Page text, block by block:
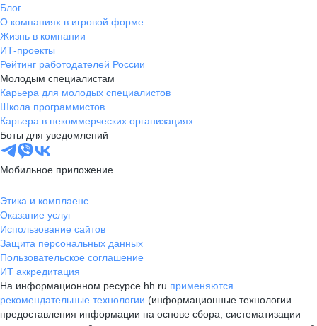
Блог
О компаниях в игровой форме
Жизнь в компании
ИТ-проекты
Рейтинг работодателей России
Молодым специалистам
Карьера для молодых специалистов
Школа программистов
Карьера в некоммерческих организациях
Боты для уведомлений
Мобильное приложение
Этика и комплаенс
Оказание услуг
Использование сайтов
Защита персональных данных
Пользовательское соглашение
ИТ аккредитация
На информационном ресурсе hh.ru применяются
рекомендательные технологии (информационные технологии
предоставления информации на основе сбора, систематизации